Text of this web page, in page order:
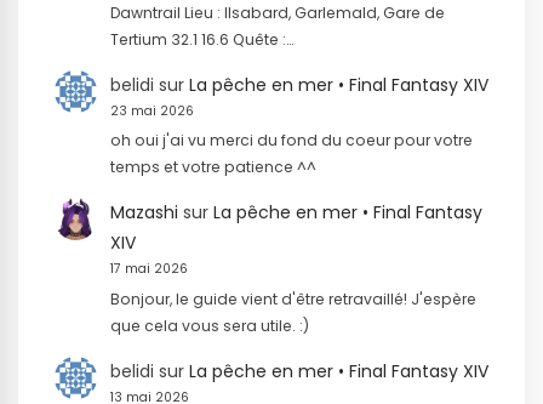
Dawntrail Lieu : Ilsabard, Garlemald, Gare de
Tertium 32.1 16.6 Quête :…
belidi sur La pêche en mer • Final Fantasy XIV
23 mai 2026
oh oui j'ai vu merci du fond du coeur pour votre
temps et votre patience ^^
Mazashi sur La pêche en mer • Final Fantasy
XIV
17 mai 2026
Bonjour, le guide vient d'être retravaillé! J'espère
que cela vous sera utile. :)
belidi sur La pêche en mer • Final Fantasy XIV
13 mai 2026